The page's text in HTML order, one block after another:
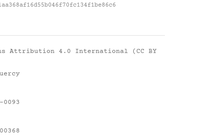
Attribution 4.0 International (CC BY
0093